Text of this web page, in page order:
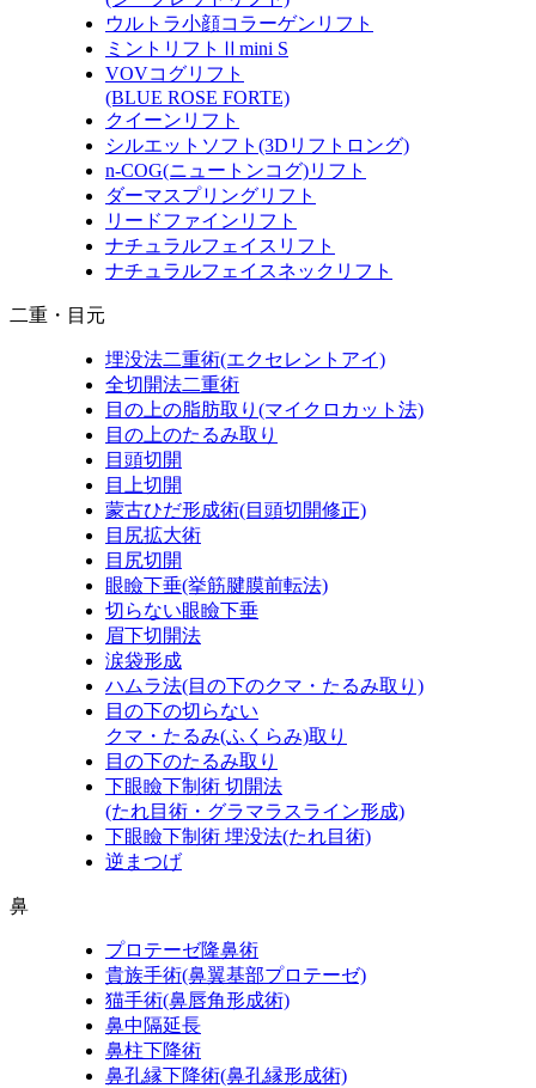
ウルトラ小顔コラーゲンリフト
ミントリフトⅡmini S
VOVコグリフト
(BLUE ROSE FORTE)
クイーンリフト
シルエットソフト (3Dリフトロング)
n-COG(ニュートンコグ)リフト
ダーマスプリングリフト
リードファインリフト
ナチュラルフェイスリフト
ナチュラルフェイスネックリフト
二重・目元
埋没法二重術(エクセレントアイ)
全切開法二重術
目の上の脂肪取り (マイクロカット法)
目の上のたるみ取り
目頭切開
目上切開
蒙古ひだ形成術(目頭切開修正)
目尻拡大術
目尻切開
眼瞼下垂(挙筋腱膜前転法)
切らない眼瞼下垂
眉下切開法
涙袋形成
ハムラ法(目の下のクマ・たるみ取り)
目の下の切らない
クマ・たるみ(ふくらみ)取り
目の下のたるみ取り
下眼瞼下制術 切開法
(たれ目術・グラマラスライン形成)
下眼瞼下制術 埋没法(たれ目術)
逆まつげ
鼻
プロテーゼ隆鼻術
貴族手術(鼻翼基部プロテーゼ)
猫手術(鼻唇角形成術)
鼻中隔延長
鼻柱下降術
鼻孔縁下降術(鼻孔縁形成術)